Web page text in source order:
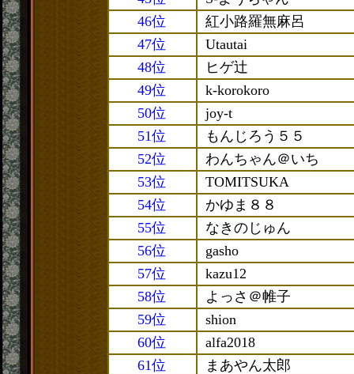
46位
紅小路羅無麻呂
47位
Utautai
48位
ヒゲ辻
49位
k-korokoro
50位
joy-t
51位
もんじろう５５
52位
わんちゃん＠いち
53位
TOMITSUKA
54位
かゆま８８
55位
なきのじゅん
56位
gasho
57位
kazu12
58位
よっさ＠帷子
59位
shion
60位
alfa2018
61位
まあやん太郎